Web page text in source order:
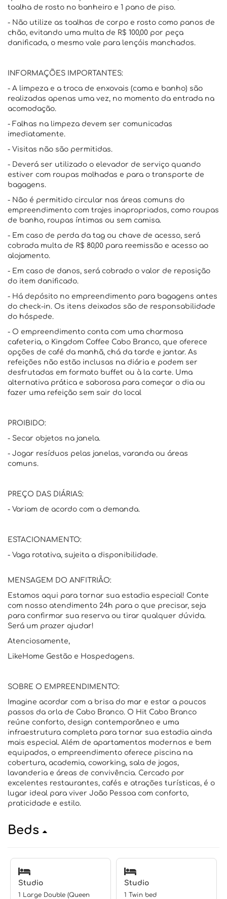
toalha de rosto no banheiro e 1 pano de piso.
- Não utilize as toalhas de corpo e rosto como panos de
chão, evitando uma multa de R$ 100,00 por peça
danificada, o mesmo vale para lençóis manchados.
INFORMAÇÕES IMPORTANTES:
- A limpeza e a troca de enxovais (cama e banho) são
realizadas apenas uma vez, no momento da entrada na
acomodação.
- Falhas na limpeza devem ser comunicadas
imediatamente.
- Visitas não são permitidas.
- Deverá ser utilizado o elevador de serviço quando
estiver com roupas molhadas e para o transporte de
bagagens.
- Não é permitido circular nas áreas comuns do
empreendimento com trajes inapropriados, como roupas
de banho, roupas íntimas ou sem camisa.
- Em caso de perda da tag ou chave de acesso, será
cobrada multa de R$ 80,00 para reemissão e acesso ao
alojamento.
- Em caso de danos, será cobrado o valor de reposição
do item danificado.
- Há depósito no empreendimento para bagagens antes
do check-in. Os itens deixados são de responsabilidade
do hóspede.
- O empreendimento conta com uma charmosa
cafeteria, o Kingdom Coffee Cabo Branco, que oferece
opções de café da manhã, chá da tarde e jantar. As
refeições não estão inclusas na diária e podem ser
desfrutadas em formato buffet ou à la carte. Uma
alternativa prática e saborosa para começar o dia ou
fazer uma refeição sem sair do local
PROIBIDO:
- Secar objetos na janela.
- Jogar resíduos pelas janelas, varanda ou áreas
comuns.
PREÇO DAS DIÁRIAS:
- Variam de acordo com a demanda.
ESTACIONAMENTO:
- Vaga rotativa, sujeita a disponibilidade.
MENSAGEM DO ANFITRIÃO:
Estamos aqui para tornar sua estadia especial! Conte
com nosso atendimento 24h para o que precisar, seja
para confirmar sua reserva ou tirar qualquer dúvida.
Será um prazer ajudar!
Atenciosamente,
LikeHome Gestão e Hospedagens.
SOBRE O EMPREENDIMENTO:
Imagine acordar com a brisa do mar e estar a poucos
passos da orla de Cabo Branco. O Hit Cabo Branco
reúne conforto, design contemporâneo e uma
infraestrutura completa para tornar sua estadia ainda
mais especial. Além de apartamentos modernos e bem
equipados, o empreendimento oferece piscina na
cobertura, academia, coworking, sala de jogos,
lavanderia e áreas de convivência. Cercado por
excelentes restaurantes, cafés e atrações turísticas, é o
lugar ideal para viver João Pessoa com conforto,
praticidade e estilo.
Beds
Studio
1 Large Double (Queen
Studio
1 Twin bed